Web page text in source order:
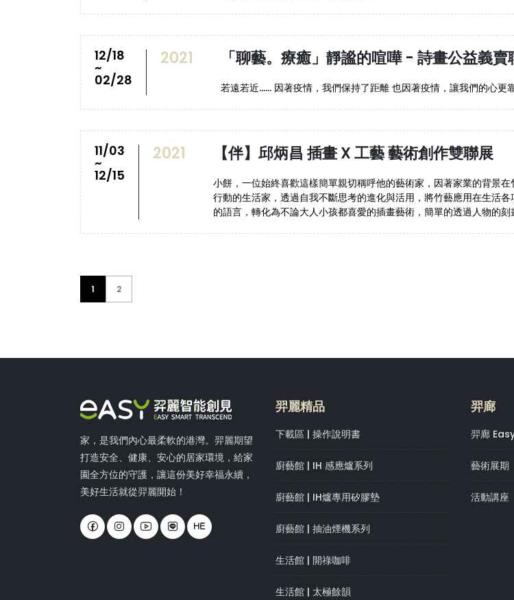
12/18
~
02/28
2021 「聊藝。療癒」靜謐的喧嘩 - 詩畫公益義賣
若遠若近…… 因著疫情，我們保持了距離 也因著疫情，讓我們的心更
11/03
~
12/15
2021 【伴】邱炳昌 插畫 X 工藝 藝術創作雙聯展
小餅，一位始終喜歡這樣簡單親切稱呼他的藝術家，因著家業的背景
行動的生活家，透過自我不斷思考的進化與活用，將竹藝應用在生活
的語言，轉化為不論大人小孩都喜愛的插畫藝術，簡單的透過人物的
1 2
家，是我們內心最柔軟的港灣。羿麗期望
打造安全、健康、安心的居家環境，給家
園全方位的守護，讓這份美好幸福永續，
美好生活就從羿麗開始！
羿麗精品
下載區 | 操作說明書
廚藝館 | IH 感應爐系列
廚藝館 | IH爐專用矽膠墊
廚藝館 | 抽油煙機系列
生活館 | 開祿咖啡
生活館 | 太極餘韻
羿廊
羿廊
藝術展期
活動講座